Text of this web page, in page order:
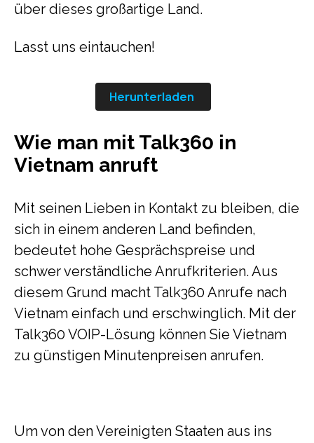
über dieses großartige Land.
Lasst uns eintauchen!
Herunterladen
Wie man mit Talk360 in
Vietnam anruft
Mit seinen Lieben in Kontakt zu bleiben, die
sich in einem anderen Land befinden,
bedeutet hohe Gesprächspreise und
schwer verständliche Anrufkriterien. Aus
diesem Grund macht Talk360 Anrufe nach
Vietnam einfach und erschwinglich. Mit der
Talk360 VOIP-Lösung können Sie Vietnam
zu günstigen Minutenpreisen anrufen.
Um von den Vereinigten Staaten aus ins